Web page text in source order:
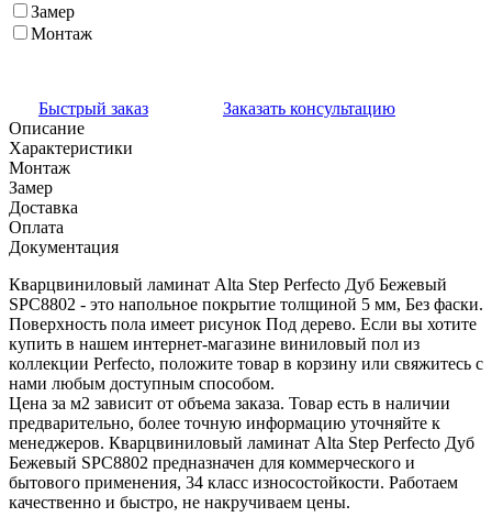
Замер
Монтаж
Быстрый заказ
Заказать консультацию
Описание
Характеристики
Монтаж
Замер
Доставка
Оплата
Документация
Кварцвиниловый ламинат Alta Step Perfecto Дуб Бежевый
SPC8802 - это напольное покрытие толщиной 5 мм, Без фаски.
Поверхность пола имеет рисунок Под дерево. Если вы хотите
купить в нашем интернет-магазине виниловый пол из
коллекции Perfecto, положите товар в корзину или свяжитесь с
нами любым доступным способом.
Цена за м2 зависит от объема заказа. Товар есть в наличии
предварительно, более точную информацию уточняйте к
менеджеров. Кварцвиниловый ламинат Alta Step Perfecto Дуб
Бежевый SPC8802 предназначен для коммерческого и
бытового применения, 34 класс износостойкости. Работаем
качественно и быстро, не накручиваем цены.